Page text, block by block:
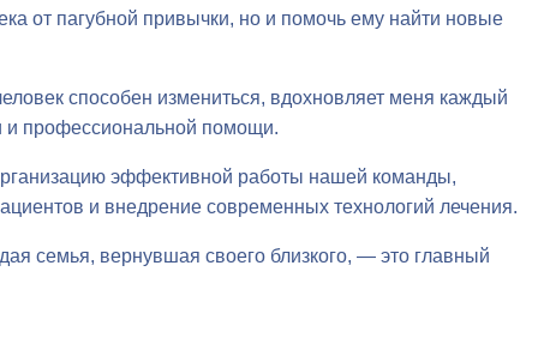
от пагубной привычки, но и помочь ему найти новые
способен измениться, вдохновляет меня каждый
и профессиональной помощи.
эффективной работы нашей команды,
и внедрение современных технологий лечения.
семья, вернувшая своего близкого, — это главный